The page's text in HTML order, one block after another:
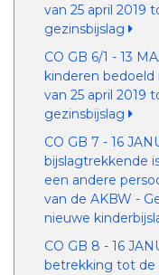
van 25 april 2019
gezinsbijslag
CO GB 6/1 - 13
kinderen bedoeld
van 25 april 2019
gezinsbijslag
CO GB 7 - 16
bijslagtrekkende
een andere
van de AKBW -
nieuwe
CO GB 8 - 16
betrekking tot de